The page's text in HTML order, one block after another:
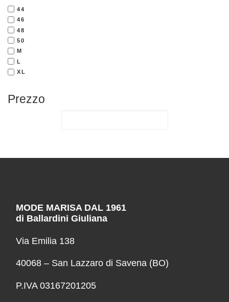
44
46
48
50
M
L
XL
Prezzo
MODE MARISA DAL 1961
di Ballardini Giuliana
Via Emilia 138
40068 – San Lazzaro di Savena (BO)
P.IVA 03167201205